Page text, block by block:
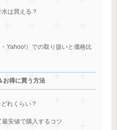
は買える？
Yahoo!）での取り扱いと価格比
お得に買う方法
れくらい？
安値で購入するコツ